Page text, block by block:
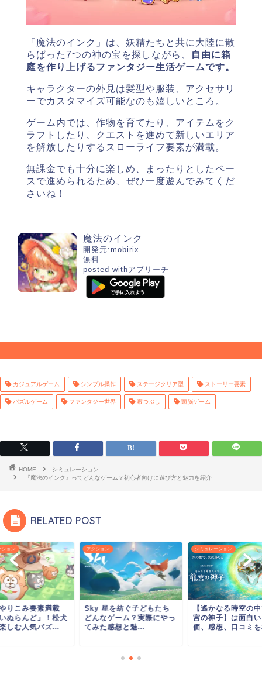
「魔法のインク」は、妖精たちと共に大陸に散
らばった7つの神の宝を探しながら、
自由に箱
庭を作り上げるファンタジー生活ゲームです。
キャラクターの外見は髪型や服装、アクセサリ
ーでカスタマイズ可能なのも嬉しいところ。
ゲーム内では、作物を育てたり、アイテムをク
ラフトしたり、クエストを進めて新しいエリア
を解放したりするスローライフ要素が満載。
無課金でも十分に楽しめ、まったりとしたペー
スで進められるため、ぜひ一度遊んでみてくだ
さいね！
魔法のインク
開発元: mobirix
無料
posted withアプリーチ
カジュアルゲーム シンプル操作 ステージクリア型 ストーリー要素
パズルゲーム ファンタジー世界 暇つぶし 頭脳ゲーム
HOME
シミュレーション
『魔法のインク』ってどんなゲーム？初心者向けに遊び方と魅力を紹介
RELATED POST
ション
りこみ要素満載
ぬらんど」！松犬
しむ人気パズ...
アクション
Sky 星を紡ぐ子どもたち
どんなゲーム？実際にやっ
てみた感想と魅...
シミュレーション
【遙かなる時空の
宮の神子】は面白
価、感想、口コミ